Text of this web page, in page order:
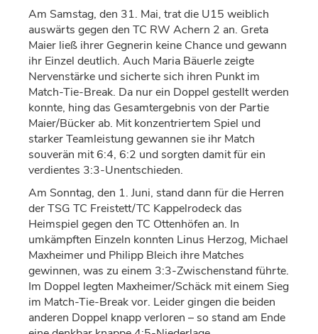
Am Samstag, den 31. Mai, trat die U15 weiblich
auswärts gegen den TC RW Achern 2 an. Greta
Maier ließ ihrer Gegnerin keine Chance und gewann
ihr Einzel deutlich. Auch Maria Bäuerle zeigte
Nervenstärke und sicherte sich ihren Punkt im
Match-Tie-Break. Da nur ein Doppel gestellt werden
konnte, hing das Gesamtergebnis von der Partie
Maier/Bücker ab. Mit konzentriertem Spiel und
starker Teamleistung gewannen sie ihr Match
souverän mit 6:4, 6:2 und sorgten damit für ein
verdientes 3:3-Unentschieden.
Am Sonntag, den 1. Juni, stand dann für die Herren
der TSG TC Freistett/TC Kappelrodeck das
Heimspiel gegen den TC Ottenhöfen an. In
umkämpften Einzeln konnten Linus Herzog, Michael
Maxheimer und Philipp Bleich ihre Matches
gewinnen, was zu einem 3:3-Zwischenstand führte.
Im Doppel legten Maxheimer/Schäck mit einem Sieg
im Match-Tie-Break vor. Leider gingen die beiden
anderen Doppel knapp verloren – so stand am Ende